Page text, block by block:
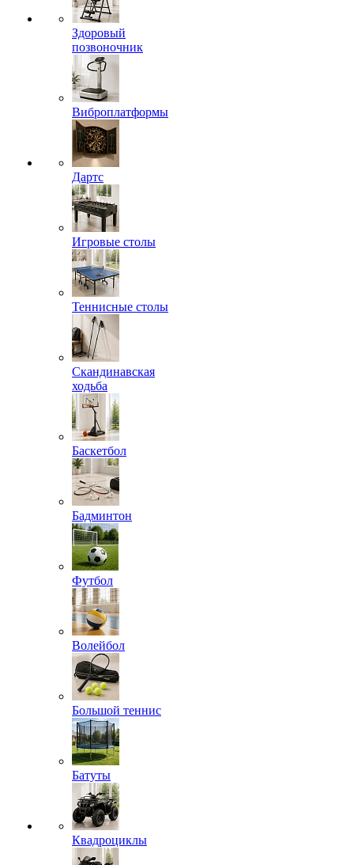
Здоровый
позвоночник
Виброплатформы
Дартс
Игровые столы
Теннисные столы
Скандинавская
ходьба
Баскетбол
Бадминтон
Футбол
Волейбол
Большой теннис
Батуты
Квадроциклы